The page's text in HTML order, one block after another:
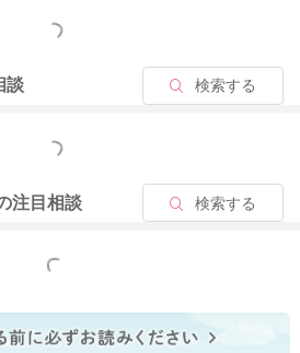
もっと見る
談 検索する
もっと見る
注目相談 検索する
もっと見る